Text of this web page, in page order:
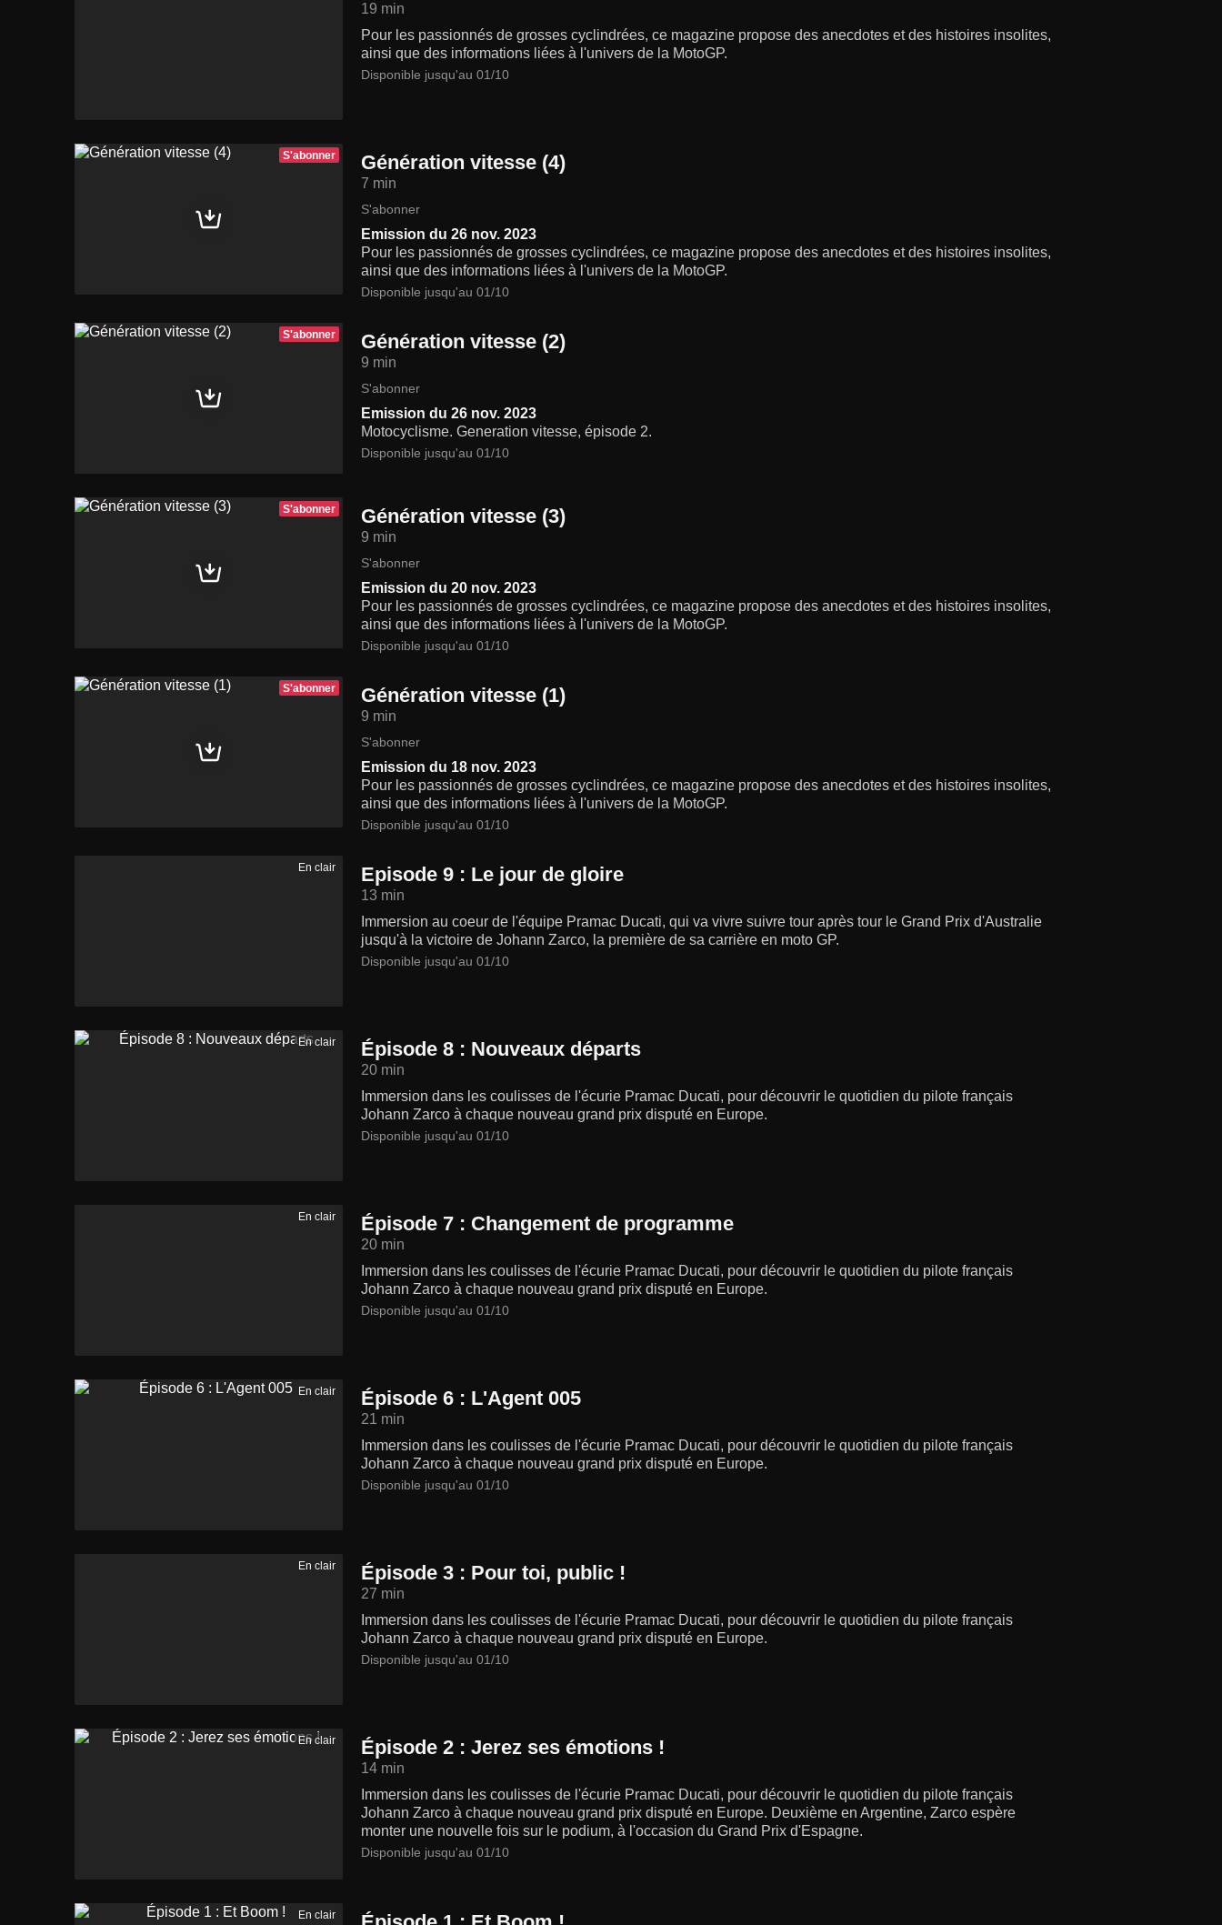
19 min
Pour les passionnés de grosses cyclindrées, ce magazine propose des anecdotes et des histoires insolites,
ainsi que des informations liées à l'univers de la MotoGP.
Disponible jusqu'au 01/10
S'abonner Génération vitesse (4)
7 min
S'abonner
Emission du 26 nov. 2023
Pour les passionnés de grosses cyclindrées, ce magazine propose des anecdotes et des histoires insolites,
ainsi que des informations liées à l'univers de la MotoGP.
Disponible jusqu'au 01/10
S'abonner Génération vitesse (2)
9 min
S'abonner
Emission du 26 nov. 2023
Motocyclisme. Generation vitesse, épisode 2.
Disponible jusqu'au 01/10
S'abonner Génération vitesse (3)
9 min
S'abonner
Emission du 20 nov. 2023
Pour les passionnés de grosses cyclindrées, ce magazine propose des anecdotes et des histoires insolites,
ainsi que des informations liées à l'univers de la MotoGP.
Disponible jusqu'au 01/10
S'abonner Génération vitesse (1)
9 min
S'abonner
Emission du 18 nov. 2023
Pour les passionnés de grosses cyclindrées, ce magazine propose des anecdotes et des histoires insolites,
ainsi que des informations liées à l'univers de la MotoGP.
Disponible jusqu'au 01/10
En clair Episode 9 : Le jour de gloire
13 min
Immersion au coeur de l'équipe Pramac Ducati, qui va vivre suivre tour après tour le Grand Prix d'Australie
jusqu'à la victoire de Johann Zarco, la première de sa carrière en moto GP.
Disponible jusqu'au 01/10
En clair Épisode 8 : Nouveaux départs
20 min
Immersion dans les coulisses de l'écurie Pramac Ducati, pour découvrir le quotidien du pilote français
Johann Zarco à chaque nouveau grand prix disputé en Europe.
Disponible jusqu'au 01/10
En clair Épisode 7 : Changement de programme
20 min
Immersion dans les coulisses de l'écurie Pramac Ducati, pour découvrir le quotidien du pilote français
Johann Zarco à chaque nouveau grand prix disputé en Europe.
Disponible jusqu'au 01/10
En clair Épisode 6 : L'Agent 005
21 min
Immersion dans les coulisses de l'écurie Pramac Ducati, pour découvrir le quotidien du pilote français
Johann Zarco à chaque nouveau grand prix disputé en Europe.
Disponible jusqu'au 01/10
En clair Épisode 3 : Pour toi, public !
27 min
Immersion dans les coulisses de l'écurie Pramac Ducati, pour découvrir le quotidien du pilote français
Johann Zarco à chaque nouveau grand prix disputé en Europe.
Disponible jusqu'au 01/10
En clair Épisode 2 : Jerez ses émotions !
14 min
Immersion dans les coulisses de l'écurie Pramac Ducati, pour découvrir le quotidien du pilote français
Johann Zarco à chaque nouveau grand prix disputé en Europe. Deuxième en Argentine, Zarco espère
monter une nouvelle fois sur le podium, à l'occasion du Grand Prix d'Espagne.
Disponible jusqu'au 01/10
En clair